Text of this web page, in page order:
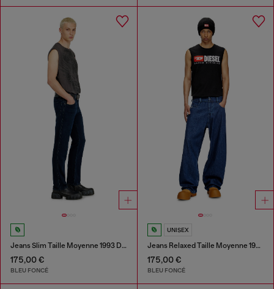
Jeans Slim Taille Moyenne 1993 D-Vyl
175,00 €
BLEU FONCÉ
UNISEX
Jeans Relaxed Taille Moyenne 1997 D-Enim-M
175,00 €
BLEU FONCÉ